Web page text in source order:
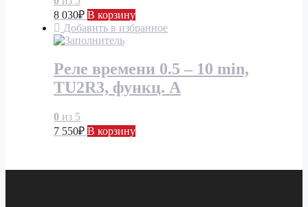
8 030₽ В корзину
Добавить в избранное
Реле времени 0.5 – 10 min,
TU2R3, функц. A
0 из 5
7 550₽ В корзину